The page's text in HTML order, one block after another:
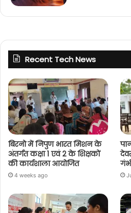
Recent Tech News
बिरनो में निपुण भारत मिशन के
अंतर्गत कक्षा 1 एवं 2 के शिक्षकों
की कार्यशाला आयोजित
4 weeks ago